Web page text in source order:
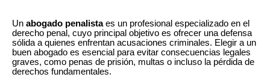
Un abogado penalistaes un profesional especializado en el
derecho penal, cuyo principal objetivo es ofrecer una defensa
sólida a quienes enfrentan acusaciones criminales. Elegir a un
buen abogado es esencial para evitar consecuencias legales
graves, como penas de prisión, multas o incluso la pérdida de
derechos fundamentales.